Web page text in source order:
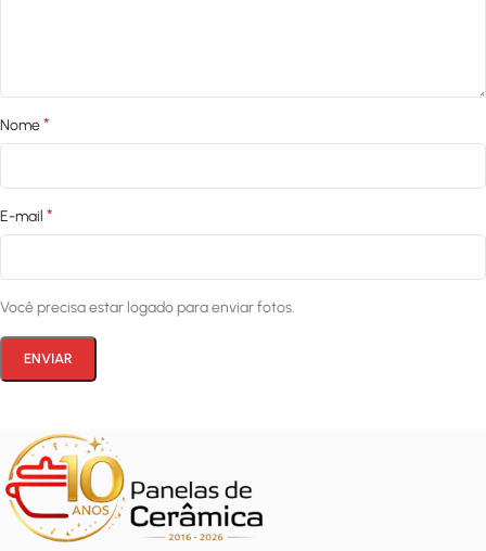
Nome*
E-mail *
Você precisa estar logado para enviar fotos.